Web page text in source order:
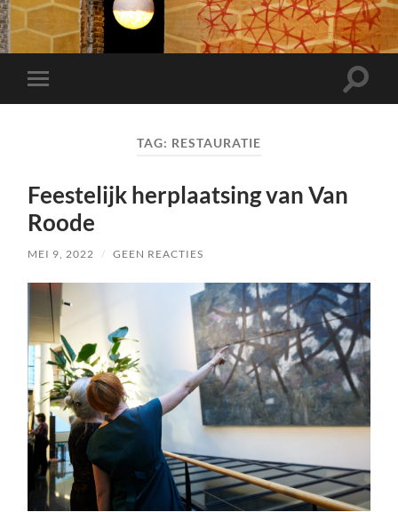
Toggle
mobiel
Toggle
TAG: RESTAURATIE
Feestelijk herplaatsing van Van
Roode
MEI 9, 2022 / GEEN REACTIES